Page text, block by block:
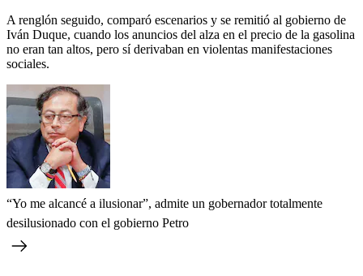
A renglón seguido, comparó escenarios y se remitió al gobierno de
Iván Duque, cuando los anuncios del alza en el precio de la gasolina
no eran tan altos, pero sí derivaban en violentas manifestaciones
sociales.
“Yo me alcancé a ilusionar”, admite un gobernador totalmente
desilusionado con el gobierno Petro